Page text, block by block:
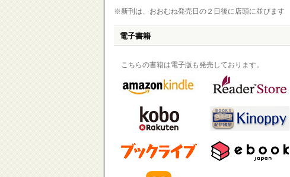
※新刊は、おおむね発売日の２日後に店頭に並びます
電子書籍
こちらの書籍は電子版も発売しております。